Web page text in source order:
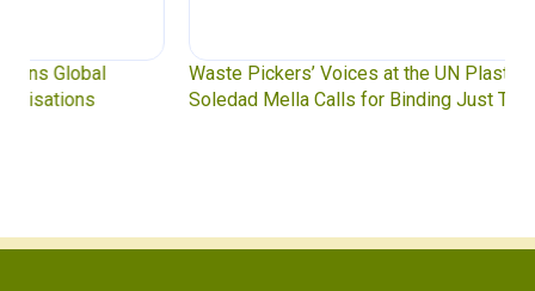
Waste Pickers’ Voices at the UN Plastics Treaty:
Soledad Mella Calls for Binding Just Transition